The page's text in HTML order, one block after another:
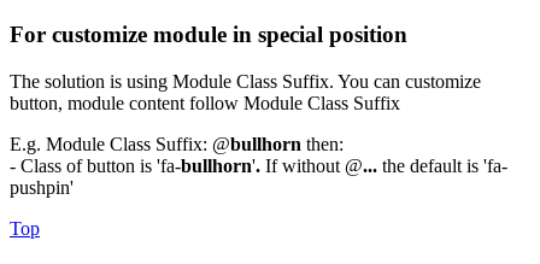
For customize module in special position
The solution is using Module Class Suffix. You can customize
button, module content follow Module Class Suffix
E.g. Module Class Suffix: @bullhorn then:
- Class of button is 'fa-bullhorn'. If without @... the default is 'fa-
pushpin'
Top